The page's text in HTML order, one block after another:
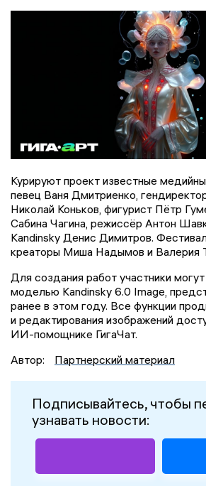
Курируют проект известные
певец Ваня Дмитриенко,
Николай Коньков, фигурист Пётр
Сабина Чагина, режиссёр Антон
Kandinsky Денис Димитров.
креаторы Миша Надымов и Валерия
Для создания работ участники
моделью Kandinsky 6.0 Image,
ранее в этом году. Все функции
и редактирования изображений
ИИ-помощнике ГигаЧат.
Автор:
Партнерский материал
Подписывайтесь, чтобы
узнавать новости: